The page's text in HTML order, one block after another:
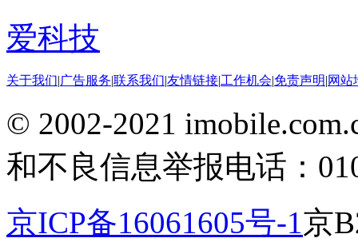
爱科技
关于我们|广告服务|联系我们|友情链接|工作机会|免责声明|网站
© 2002-2021
和不良信息举报电话：
京ICP备16061605号-1 京